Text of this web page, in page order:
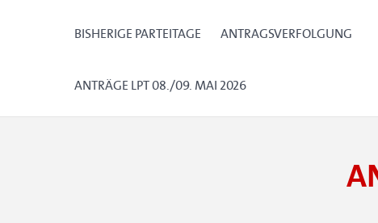
BISHERIGE PARTEITAGE ANTRAGSVERFOLGUNG
ANTRÄGE LPT 08./09. MAI 2026